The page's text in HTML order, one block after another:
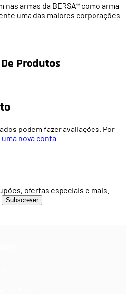
armas da BERSA® como arma
uma das maiores corporações
Produtos
podem fazer avaliações. Por
uma nova conta
ofertas especiais e mais.
Subscrever